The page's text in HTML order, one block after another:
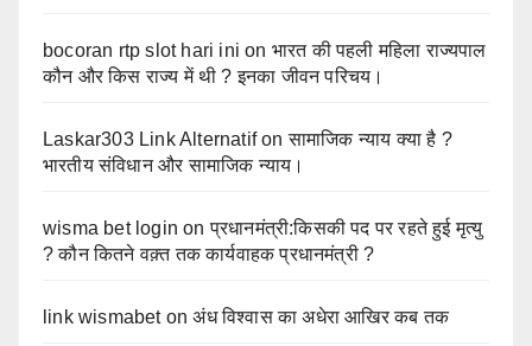
bocoran rtp slot hari ini on भारत की पहली महिला राज्यपाल
कौन और किस राज्य में थी ? इनका जीवन परिचय।
Laskar303 Link Alternatifonसामाजिक न्याय क्या है ?
भारतीय संविधान और सामाजिक न्याय।
wisma bet login onप्रधानमंत्री:किसकी पद पर रहते हुई मृत्यु
? कौन कितने वक़्त तक कार्यवाहक प्रधानमंत्री ?
link wismabetonअंध विश्वास का अधेरा आखिर कब तक